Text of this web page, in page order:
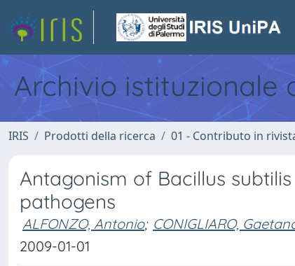
Archivio istituzionale
IRIS Prodotti della ricerca 01 - Contributo in
Antagonism of Bacillus
pathogens
ALFONZO, Antonio; CONIGLIARO,
2009-01-01